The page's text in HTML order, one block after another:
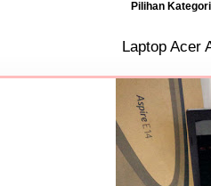
Pilihan
Laptop Acer